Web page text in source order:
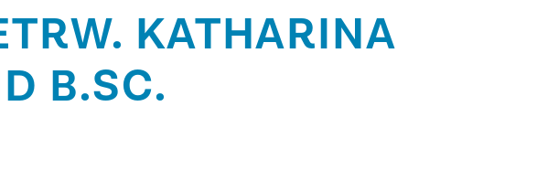
KATHARINA
B.SC.